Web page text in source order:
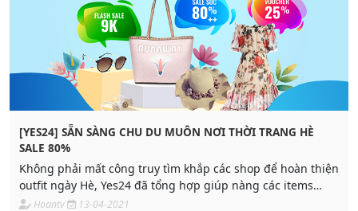
[YES24] SẴN SÀNG CHU DU MUÔN NƠI THỜI TRANG HÈ
SALE 80%
Không phải mất công truy tìm khắp các shop để hoàn thiện
outfit ngày Hè, Yes24 đã tổng hợp giúp nàng các items
mùa Hè cực xinh xắn, xịn xò rồi đây!
Hoantv 13-04-2021